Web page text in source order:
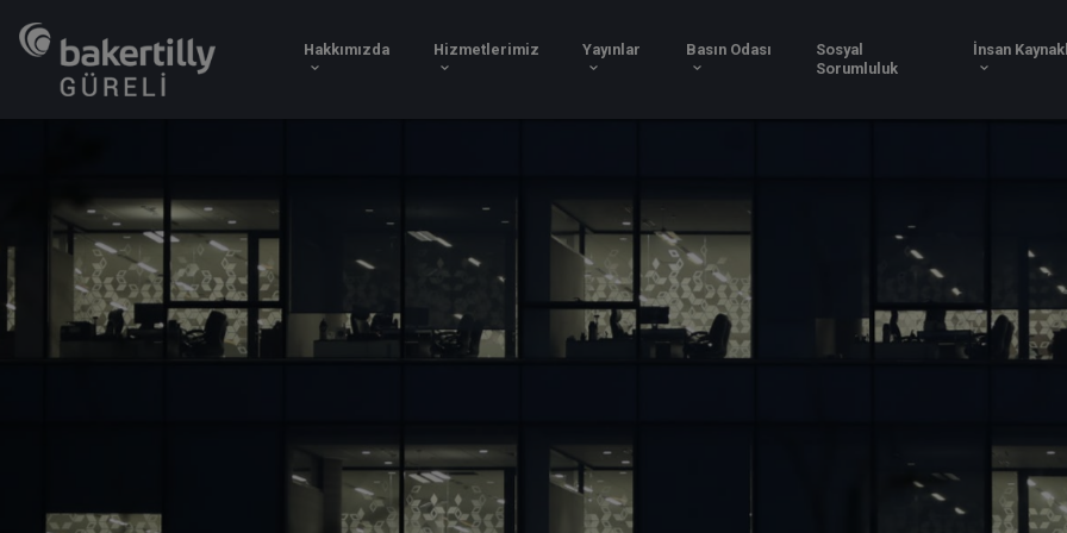
Hakkımızda Hizmetlerimiz Yayınlar Basın Odası